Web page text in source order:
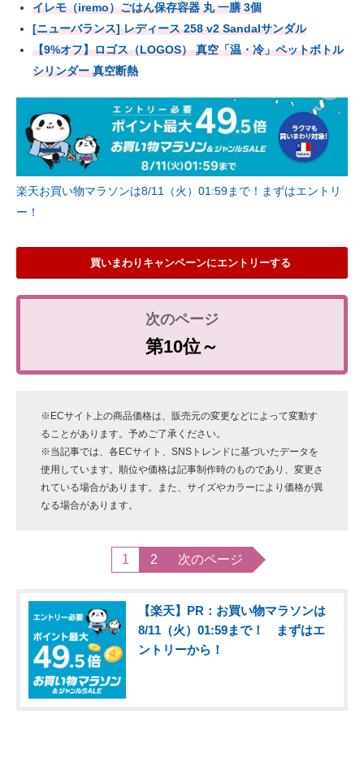
イレモ（iremo）ごはん保存容器 丸 一膳 3個
[ニューバランス] レディース 258 v2 Sandalサンダル
【9%オフ】ロゴス（LOGOS） 真空「温・冷」ペットボトル
シリンダー 真空断熱
楽天お買い物マラソンは8/11（火）01:59まで！まずはエントリ
ー！
買いまわりキャンペーンにエントリーする
第10位～
※ECサイト上の商品価格は、販売元の変更などによって変動す
ることがあります。予めご了承ください。
※当記事では、各ECサイト、SNSトレンドに基づいたデータを
使用しています。順位や価格は記事制作時のものであり、変更さ
れている場合があります。また、サイズやカラーにより価格が異
なる場合があります。
1 2 次のページ
【楽天】PR：お買い物マラソンは
8/11（火）01:59まで！ まずはエ
ントリーから！